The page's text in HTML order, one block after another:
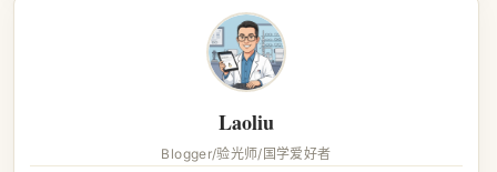
Laoliu
Blogger/验光师/国学爱好者